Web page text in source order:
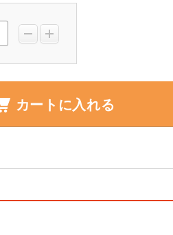
カートに入れる